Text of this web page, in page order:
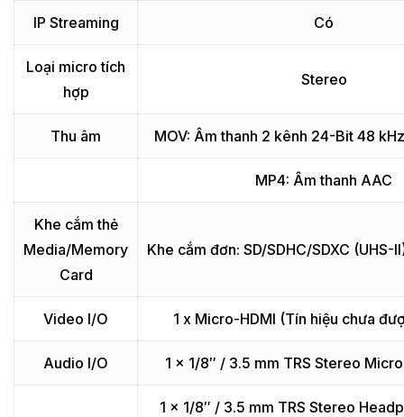
IP Streaming Có
Loại micro tích
hợp
Stereo
Thu âm MOV: Âm thanh 2 kênh 24-Bit 48
MP4: Âm thanh AAC
Khe cắm thẻ
Media/Memory
Card
Khe cắm đơn: SD/SDHC/SDXC
Video I/O 1 x Micro-HDMI (Tín hiệu chưa
Audio I/O 1 x 1/8″ / 3.5 mm TRS Stereo
1 x 1/8″ / 3.5 mm TRS Stereo